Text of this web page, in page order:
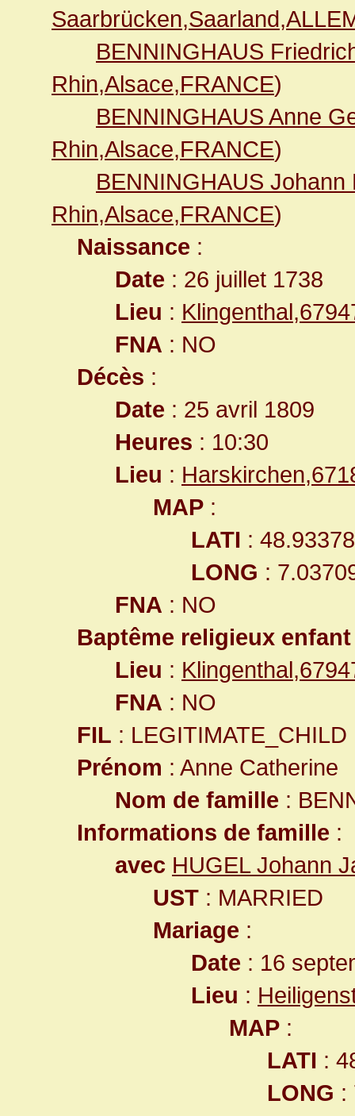
BENNINGHAUS
Rhin,Alsace,FRANCE)
BENNINGHAUS Anne
Rhin,Alsace,FRANCE)
BENNINGHAUS Johann
Rhin,Alsace,FRANCE)
Naissance :
Date : 26 juillet 1738
Lieu :
FNA : NO
Décès :
Date : 25 avril 1809
Heures : 10:30
Lieu :
MAP :
LATI :
LONG :
FNA : NO
Baptême religieux enfant
Lieu :
FNA : NO
FIL : LEGITIMATE_CHILD
Prénom : Anne Catherine
Nom de famille :
Informations de famille :
avec HUGEL Johann
UST : MARRIED
Mariage :
Date : 16
Lieu :
MAP :
LATI :
LONG :